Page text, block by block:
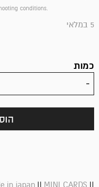
conditions.
5 במלאי
כמות
in japan || MINI CARDS ||